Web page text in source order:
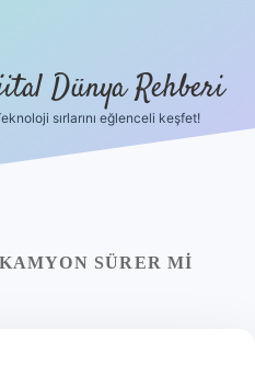
Dünya Rehberi
sırlarını eğlenceli keşfet!
SÜRER MI